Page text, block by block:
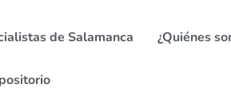
de Salamanca ¿Quiénes